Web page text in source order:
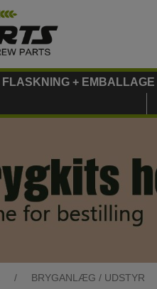
FLASKNING + EMBALLAGE
/ BRYGANLÆG / UDSTYR